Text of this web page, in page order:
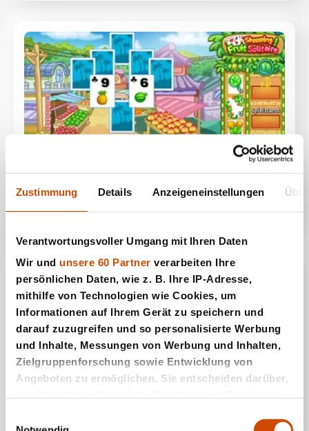
Zustimmung Details Anzeigeneinstellungen
Verantwortungsvoller Umgang mit Ihren Daten
Wir und unsere 60 Partner verarbeiten Ihre
persönlichen Daten, wie z. B. Ihre IP-Adresse,
mithilfe von Technologien wie Cookies, um
Informationen auf Ihrem Gerät zu speichern und
darauf zuzugreifen und so personalisierte Werbung
und Inhalte, Messungen von Werbung und Inhalten,
Zielgruppenforschung sowie Entwicklung von
Angeboten zu ermöglichen. Sie entscheiden darüber,
oder durch Klicken auf das Privacy Trigger Symbol
Früchte Solitaire